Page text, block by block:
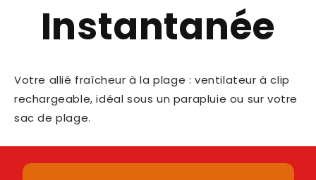
Instantanée
Votre allié fraîcheur à la plage : ventilateur à clip
rechargeable, idéal sous un parapluie ou sur votre
sac de plage.